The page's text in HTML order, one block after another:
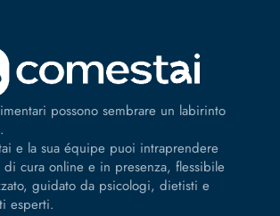
possono sembrare un labirinto
e la sua équipe puoi intraprendere
di cura online e in presenza, flessibile
guidato da psicologi, dietisti e
esperti.